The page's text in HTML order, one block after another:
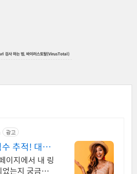
검사 하는 법, 바이러스토탈(VirusTotal)
광고
추적! 대한
이지에서 내 링
는지 궁금하